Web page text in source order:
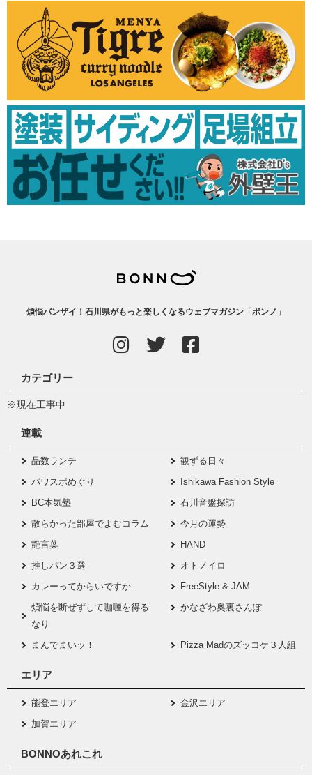
煩悩バンザイ！石川県がもっと楽しくなるウェブマガジン「ボンノ」
カテゴリー
※現在工事中
連載
品数ランチ
観ずる日々
パワスポめぐり
Ishikawa Fashion Style
BC本気塾
石川音盤探訪
散らかった部屋でよむコラム
今月の運勢
艶言葉
HAND
推しパン３選
オトノイロ
カレーってからいですか
FreeStyle & JAM
煩悩を断ぜずして咖喱を得る
なり
かなざわ奥裏さんぽ
まんでまいッ！ Pizza Madのズッコケ３人組
エリア
能登エリア
金沢エリア
加賀エリア
BONNOあれこれ